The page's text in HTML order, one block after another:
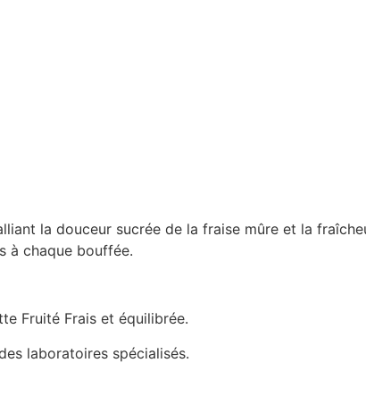
la douceur sucrée de la fraise mûre et la
à chaque bouffée.
Fruité Frais et équilibrée.
laboratoires spécialisés.